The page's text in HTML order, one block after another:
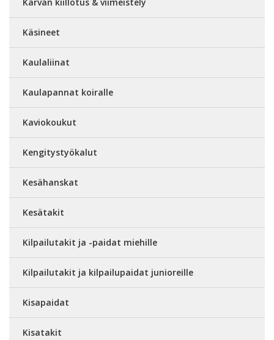
Käsineet
Kaulaliinat
Kaulapannat koiralle
Kaviokoukut
Kengitystyökalut
Kesähanskat
Kesätakit
Kilpailutakit ja -paidat miehille
Kilpailutakit ja kilpailupaidat junioreille
Kisapaidat
Kisatakit